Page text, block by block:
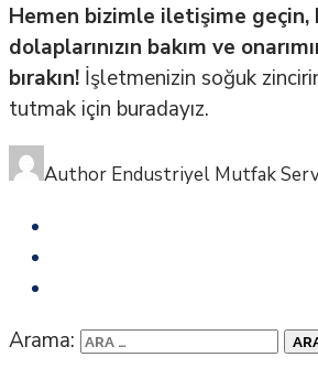
Hemen bizimle iletişime geçin,
dolaplarınızın bakım ve
bırakın! İşletmenizin soğuk
tutmak için buradayız.
Author Endustriyel Mutfak
Arama: